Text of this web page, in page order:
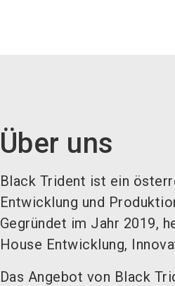
Über uns
Black Trident ist ein
Entwicklung und
Gegründet im Jahr 2019,
House Entwicklung,
Das Angebot von Black